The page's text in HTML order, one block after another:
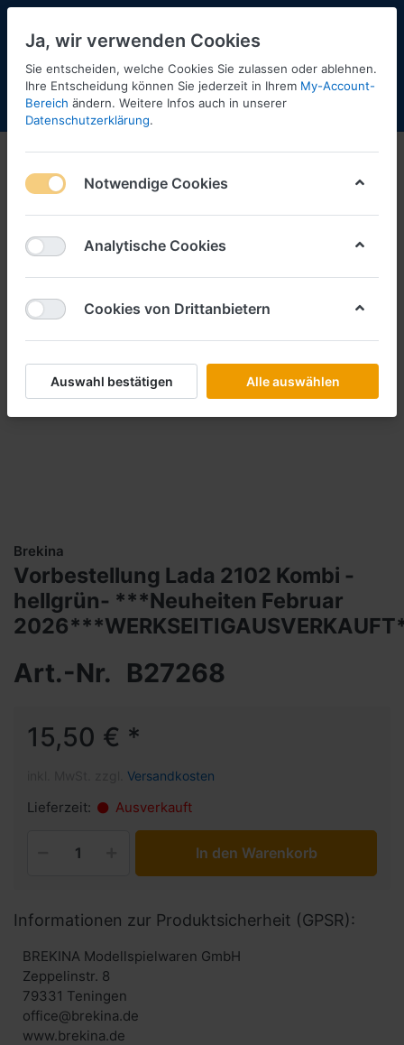
Menü Anmelden Shopaktualisierung
Brekina
Vorbestellung Lada 2102 Kombi -
hellgrün- ***Neuheiten Februar
Art.-Nr. B27268
15,50 € *
Versandkosten
Lieferzeit: Ausverkauft
In den Warenkorb
Informationen zur Produktsicherheit (GPSR):
BREKINA Modellspielwaren GmbH
Zeppelinstr. 8
79331 Teningen
office@brekina.de
www.brekina.de
Ja, wir verwenden Cookies
Sie entscheiden, welche Cookies Sie zulassen oder ablehnen.
Ihre Entscheidung können Sie jederzeit in Ihrem My-Account-
Bereich ändern. Weitere Infos auch in unserer
Datenschutzerklärung.
Notwendige Cookies
Analytische Cookies
Cookies von Drittanbietern
Auswahl bestätigen Alle auswählen